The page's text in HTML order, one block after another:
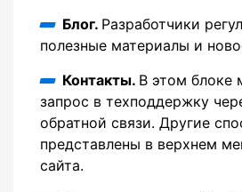
Блог. Разработчики
полезные материалы и
Контакты. В этом блоке
запрос в техподдержку
обратной связи. Другие
представлены в верхнем
сайта.